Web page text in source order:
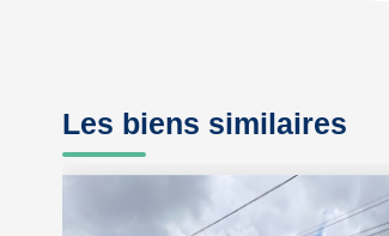
Les biens similaires